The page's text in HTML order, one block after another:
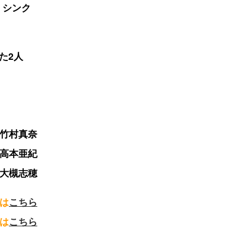
ンク
2人
村真奈
本亜紀
槻志穂
こちら
こちら